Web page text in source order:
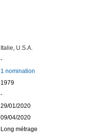
Italie U.S.A.
-
1 nomination
1979
-
29/01/2020
09/04/2020
Long métrage